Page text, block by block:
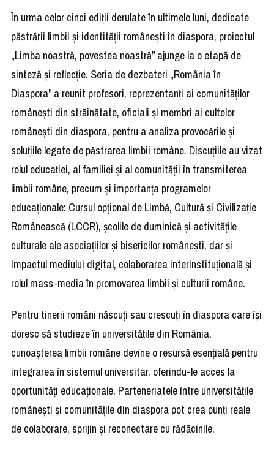
În urma celor cinci ediții derulate în ultimele luni, dedicate
păstrării limbii și identității românești în diaspora, proiectul
„Limba noastră, povestea noastră” ajunge la o etapă de
sinteză și reflecție. Seria de dezbateri „România în
Diaspora” a reunit profesori, reprezentanți ai comunităților
românești din străinătate, oficiali și membri ai cultelor
românești din diaspora, pentru a analiza provocările și
soluțiile legate de păstrarea limbii române. Discuțiile au vizat
rolul educației, al familiei și al comunității în transmiterea
limbii române, precum și importanța programelor
educaționale: Cursul opțional de Limbă, Cultură și Civilizație
Românească (LCCR), școlile de duminică și activitățile
culturale ale asociațiilor și bisericilor românești, dar și
impactul mediului digital, colaborarea interinstituțională și
rolul mass-media în promovarea limbii și culturii române.
Pentru tinerii români născuți sau crescuți în diaspora care își
doresc să studieze în universitățile din România,
cunoașterea limbii române devine o resursă esențială pentru
integrarea în sistemul universitar, oferindu-le acces la
oportunități educaționale. Parteneriatele între universitățile
românești și comunitățile din diaspora pot crea punți reale
de colaborare, sprijin și reconectare cu rădăcinile.